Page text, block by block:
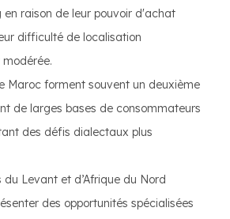
en raison de leur pouvoir d'achat
difficulté de localisation
Maroc forment souvent un deuxième
de larges bases de consommateurs
des défis dialectaux plus
du Levant et d’Afrique du Nord
des opportunités spécialisées